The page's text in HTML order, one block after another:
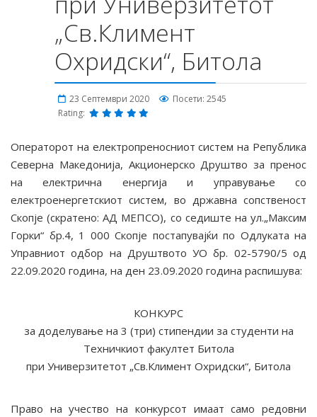
„Св.Климент
Охридски“, Битола
23 Септември 2020
Посети: 2545
Rating:
Операторот на електропреносниот систем на Република
Северна Македонија, Акционерско Друштво за пренос
на електрична енергија и управување со
електроенергетскиот систем, во државна сопственост
Скопје (скратено: АД МЕПСО), со седиште на ул.„Максим
Горки“ бр.4, 1 000 Скопје постапувајќи по Одлуката на
Управниот одбор на Друштвото УО бр. 02-5790/5 од
22.09.2020 година, на ден 23.09.2020 година распишува:
КОНКУРС
за доделување на 3 (три) стипендии за студенти на
Техничкиот факултет Битола
при Универзитетот „Св.Климент Охридски“, Битола
Право на учество на конкурсот имаат само редовни